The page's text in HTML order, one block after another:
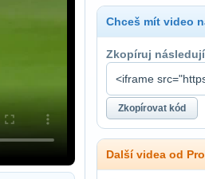
Chceš mít video
Zkopíruj
Další videa od